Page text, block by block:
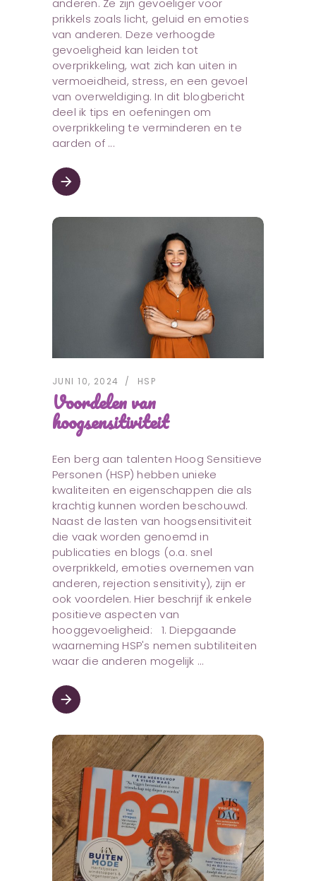
anderen. Ze zijn gevoeliger voor
prikkels zoals licht, geluid en emoties
van anderen. Deze verhoogde
gevoeligheid kan leiden tot
overprikkeling, wat zich kan uiten in
vermoeidheid, stress, en een gevoel
van overweldiging. In dit blogbericht
deel ik tips en oefeningen om
overprikkeling te verminderen en te
aarden of
arrow_forward
JUNI 10, 2024 HSP
Voordelen van
hoogsensitiviteit
Een berg aan talenten Hoog Sensitieve
Personen (HSP) hebben unieke
kwaliteiten en eigenschappen die als
krachtig kunnen worden beschouwd.
Naast de lasten van hoogsensitiviteit
die vaak worden genoemd in
publicaties en blogs (o.a. snel
overprikkeld, emoties overnemen van
anderen, rejection sensitivity), zijn er
ook voordelen. Hier beschrijf ik enkele
positieve aspecten van
hooggevoeligheid: 1. Diepgaande
waarneming HSP's nemen subtiliteiten
waar die anderen mogelijk
arrow_forward